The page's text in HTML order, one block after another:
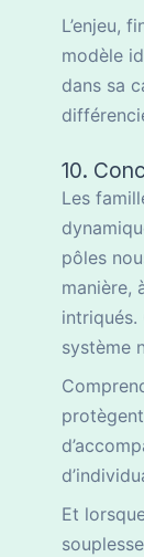
L’enjeu,
modèle
dans sa
10.
Les
pôles
manière,
intriqués.
système
Et